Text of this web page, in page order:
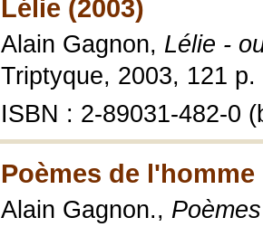
Lélie (2003)
Alain Gagnon, Lélie -
Triptyque, 2003, 121
ISBN : 2-89031-482-0
Poèmes de l'homme
Alain Gagnon.,